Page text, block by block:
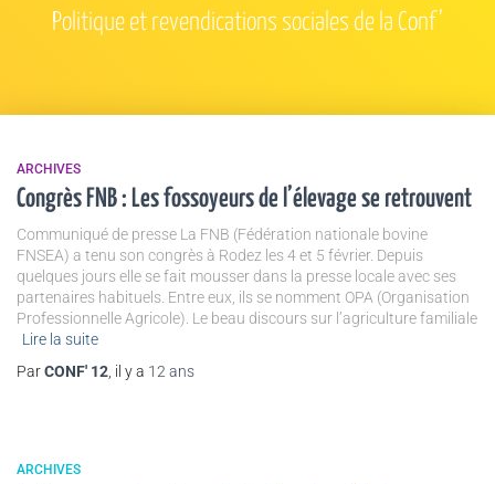
Politique et revendications sociales de la Conf’
ARCHIVES
Congrès FNB : Les fossoyeurs de l’élevage se retrouvent
Communiqué de presse La FNB (Fédération nationale bovine
FNSEA) a tenu son congrès à Rodez les 4 et 5 février. Depuis
quelques jours elle se fait mousser dans la presse locale avec ses
partenaires habituels. Entre eux, ils se nomment OPA (Organisation
Professionnelle Agricole). Le beau discours sur l’agriculture familiale
Lire la suite
ParCONF' 12 , il y a 12 ans
ARCHIVES